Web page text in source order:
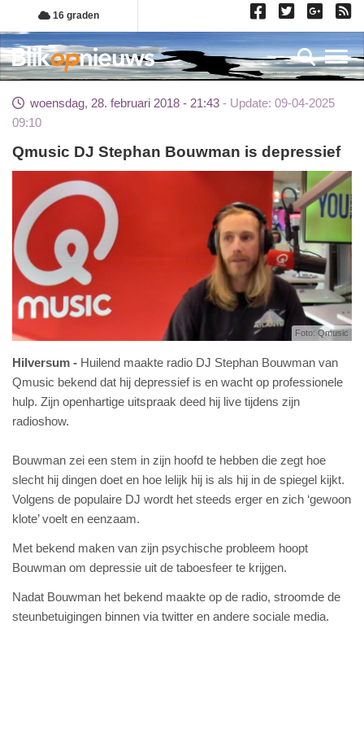
Overslaan
en
naar
de
gaan
16 graden
woensdag, 28. februari 2018 - 21:43
Update: 09-04-2025
09:10
Qmusic DJ Stephan Bouwman is depressief
Foto: Qmusic
Hilversum
Huilend maakte radio DJ Stephan Bouwman van
Qmusic bekend dat hij depressief is en wacht op professionele
hulp. Zijn openhartige uitspraak deed hij live tijdens zijn
radioshow.
Bouwman zei een stem in zijn hoofd te hebben die zegt hoe
slecht hij dingen doet en hoe lelijk hij is als hij in de spiegel kijkt.
Volgens de populaire DJ wordt het steeds erger en zich ‘gewoon
klote’ voelt en eenzaam.
Met bekend maken van zijn psychische probleem hoopt
Bouwman om depressie uit de taboesfeer te krijgen.
Nadat Bouwman het bekend maakte op de radio, stroomde de
steunbetuigingen binnen via twitter en andere sociale media.